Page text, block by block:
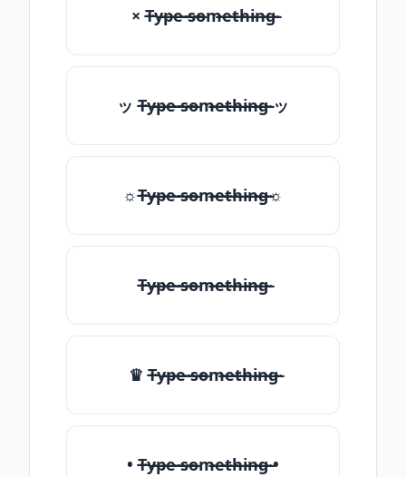
× T̶̴y̶̴p̶̴e̶̴ ̶̴s̶̴o̶̴m̶̴e̶̴t̶̴h̶̴i̶̴n̶̴g̶̴
ッ T̶̴y̶̴p̶̴e̶̴ ̶̴s̶̴o̶̴m̶̴e̶̴t̶̴h̶̴i̶̴n̶̴g̶̴ ッ
☼T̶̴y̶̴p̶̴e̶̴ ̶̴s̶̴o̶̴m̶̴e̶̴t̶̴h̶̴i̶̴n̶̴g̶̴☼
T̶̴y̶̴p̶̴e̶̴ ̶̴s̶̴o̶̴m̶̴e̶̴t̶̴h̶̴i̶̴n̶̴g̶̴
♛ T̶̴y̶̴p̶̴e̶̴ ̶̴s̶̴o̶̴m̶̴e̶̴t̶̴h̶̴i̶̴n̶̴g̶̴
• T̶̴y̶̴p̶̴e̶̴ ̶̴s̶̴o̶̴m̶̴e̶̴t̶̴h̶̴i̶̴n̶̴g̶̴ •